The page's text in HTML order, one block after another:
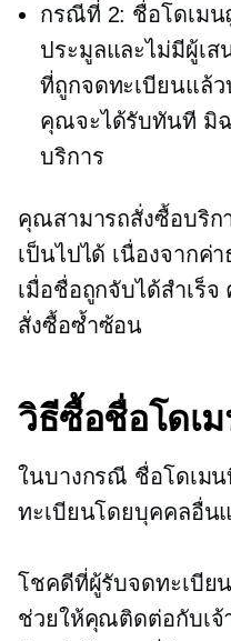
กรณีที่ 2: ชื่อโดเม
ประมูลและไม่มีผู้เ
ที่ถูกจดทะเบียนแล้
คุณจะได้รับทันที มิ
บริการ
คุณสามารถสั่งซื้อบริก
เป็นไปได้ เนื่องจากค่
เมื่อชื่อถูกจับได้สำเร็
สั่งซื้อซ้ำซ้อน
วิธีซื้อชื่อโดเ
ในบางกรณี ชื่อโดเม
ทะเบียนโดยบุคคลอื่น
โชคดีที่ผู้รับจดทะเบีย
ช่วยให้คุณติดต่อกับเจ้